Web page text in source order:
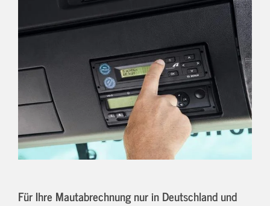
Für Ihre Mautabrechnung nur in Deutschland und